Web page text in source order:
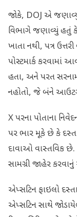
જોકે, DOJ એ
વિભાગે જણાવ્યું હતું
ખાતા નથી, પત્ર
પોસ્ટમાર્ક કરવામાં
હતા, અને પરત
નહોતો, જે બંને
X પરના પોતાના
પર ભાર મૂકે છે કે
દાવાઓ વાસ્તવિક છે.
સામગ્રી જાહેર
એપ્સટિન ફાઇલો
એપ્સટિન સાથે